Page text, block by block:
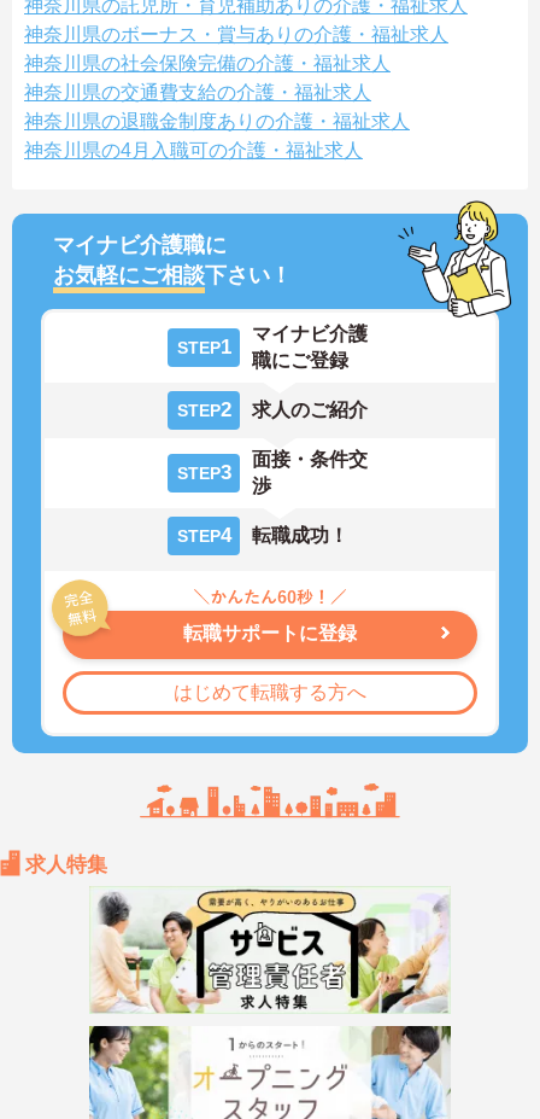
神奈川県の託児所・育児補助ありの介護・福祉求人
神奈川県のボーナス・賞与ありの介護・福祉求人
神奈川県の社会保険完備の介護・福祉求人
神奈川県の交通費支給の介護・福祉求人
神奈川県の退職金制度ありの介護・福祉求人
神奈川県の4月入職可の介護・福祉求人
マイナビ介護職に
お気軽にご相談下さい！
STEP1
マイナビ介護
職にご登録
STEP2 求人のご紹介
STEP3
面接・条件交
渉
STEP4 転職成功！
転職サポートに登録
はじめて転職する方へ
求人特集